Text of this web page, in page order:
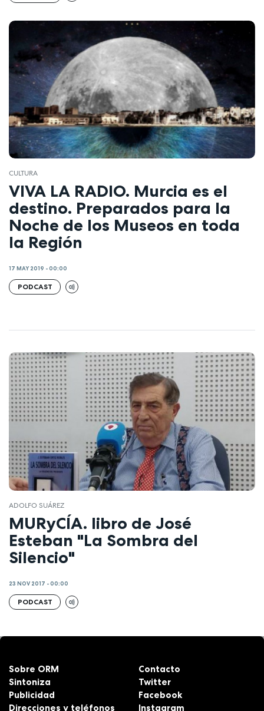
CULTURA
VIVA LA RADIO. Murcia es el
destino. Preparados para la
Noche de los Museos en toda
la Región
17 MAY 2019 - 00:00
PODCAST
ADOLFO SUÁREZ
MURyCÍA. libro de José
Esteban "La Sombra del
Silencio"
23 NOV 2017 - 00:00
PODCAST
Sobre ORM
Sintoniza
Publicidad
Direcciones y teléfonos
Contacto
Twitter
Facebook
Instagram